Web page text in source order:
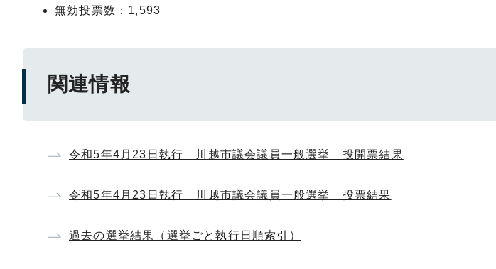
無効投票数：1,593
関連情報
令和5年4月23日執行 川越市議会議員一般選挙 投開票結果
令和5年4月23日執行 川越市議会議員一般選挙 投票結果
過去の選挙結果（選挙ごと執行日順索引）